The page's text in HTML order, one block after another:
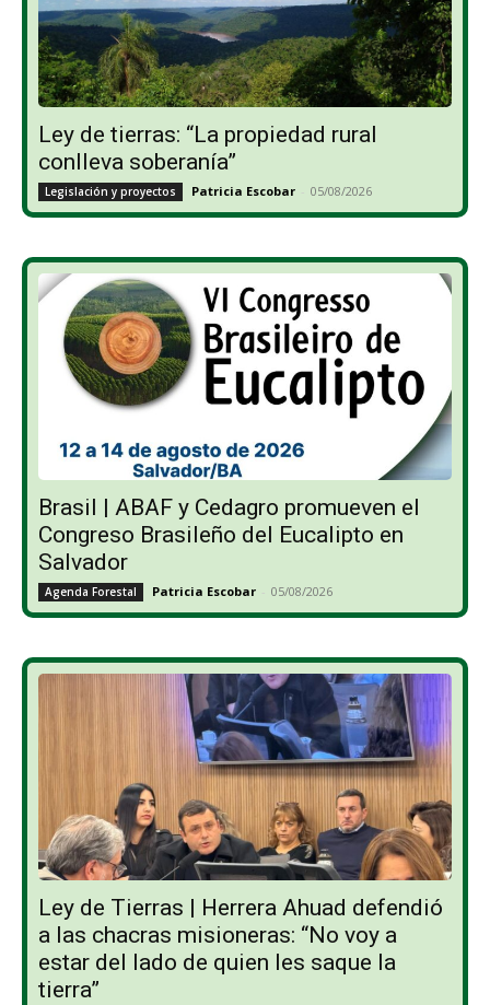
Ley de tierras: “La propiedad rural
conlleva soberanía”
Legislación y proyectos Patricia Escobar - 05/08/2026
Brasil | ABAF y Cedagro promueven el
Congreso Brasileño del Eucalipto en
Salvador
Agenda Forestal Patricia Escobar - 05/08/2026
Ley de Tierras | Herrera Ahuad defendió
a las chacras misioneras: “No voy a
estar del lado de quien les saque la
tierra”